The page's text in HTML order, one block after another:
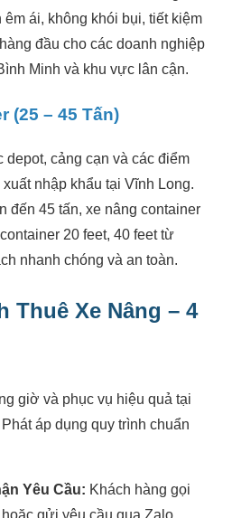
ái, không khói bụi, tiết kiệm
đầu cho các doanh nghiệp
Minh và khu vực lân cận.
(25 – 45 Tấn)
depot, cảng cạn và các điểm
nhập khẩu tại Vĩnh Long.
đến 45 tấn, xe nâng container
20 feet, 40 feet từ
nhanh chóng và an toàn.
Thuê Xe Nâng – 4
giờ và phục vụ hiệu quả tại
áp dụng quy trình chuẩn
Yêu Cầu: Khách hàng gọi
hoặc gửi yêu cầu qua Zalo.